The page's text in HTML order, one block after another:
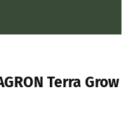
Terra Grow